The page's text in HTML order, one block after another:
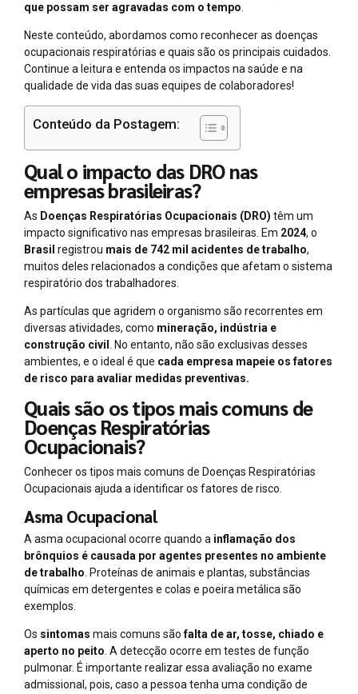
que possam ser agravadas com o tempo
Neste conteúdo, abordamos como reconhecer as doenças
ocupacionais respiratórias e quais são os principais cuidados.
Continue a leitura e entenda os impactos na saúde e na
qualidade de vida das suas equipes de colaboradores!
Conteúdo da Postagem:
Qual o impacto das DRO nas
empresas brasileiras?
As Doenças Respiratórias Ocupacionais (DRO) têm um
impacto significativo nas empresas brasileiras. Em 2024, o
Brasil registrou mais de 742 mil acidentes de trabalho,
muitos deles relacionados a condições que afetam o sistema
respiratório dos trabalhadores.
As partículas que agridem o organismo são recorrentes em
diversas atividades, como mineração, indústria e
construção civil
. No entanto, não são exclusivas desses
ambientes, e o ideal é que cada empresa mapeie os fatores
de risco para avaliar medidas preventivas.
Quais são os tipos mais comuns de
Doenças Respiratórias
Ocupacionais?
Conhecer os tipos mais comuns de Doenças Respiratórias
Ocupacionais ajuda a identificar os fatores de risco.
Asma Ocupacional
A asma ocupacional ocorre quando a inflamação dos
brônquios é causada por agentes presentes no ambiente
de trabalho. Proteínas de animais e plantas, substâncias
químicas em detergentes e colas e poeira metálica são
exemplos.
Os sintomas mais comuns sãofalta de ar, tosse, chiado e
aperto no peito. A detecção ocorre em testes de função
pulmonar. É importante realizar essa avaliação no exame
admissional, pois, caso a pessoa tenha uma condição de